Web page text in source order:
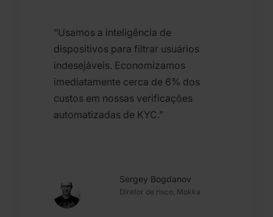
“Usamos a inteligência de
dispositivos para filtrar usuários
indesejáveis. Economizamos
imediatamente cerca de 6% dos
custos em nossas verificações
automatizadas de KYC.”
Sergey Bogdanov
Diretor de risco, Mokka